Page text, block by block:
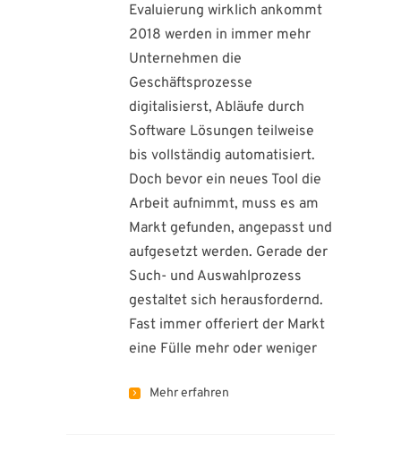
Evaluierung wirklich ankommt
2018 werden in immer mehr
Unternehmen die
Geschäftsprozesse
digitalisierst, Abläufe durch
Software Lösungen teilweise
bis vollständig automatisiert.
Doch bevor ein neues Tool die
Arbeit aufnimmt, muss es am
Markt gefunden, angepasst und
aufgesetzt werden. Gerade der
Such- und Auswahlprozess
gestaltet sich herausfordernd.
Fast immer offeriert der Markt
eine Fülle mehr oder weniger
Mehr erfahren